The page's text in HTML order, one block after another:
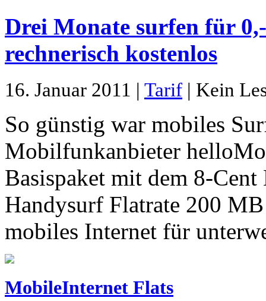
Drei Monate surfen für
rechnerisch kostenlos
16. Januar 2011 | Tarif | Kein
So günstig war mobiles
Mobilfunkanbieter
Basispaket mit dem 8-
Handysurf Flatrate 200
mobiles Internet für
MobileInternet Flats